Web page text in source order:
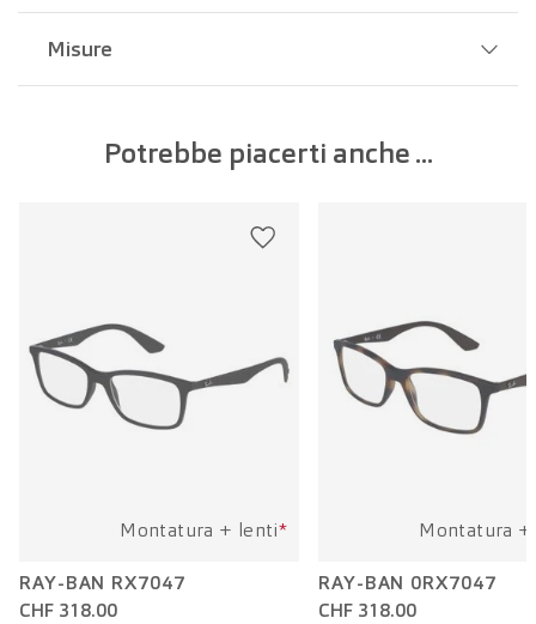
Misure
Larghezza della lente: 54 mm
Lunghezza dell'asta:
Potrebbe piacerti anche ...
Montatura + lenti*
RAY-BAN RX7047
CHF 318.00
Montatura
RAY-BAN 0RX7047
CHF 318.00